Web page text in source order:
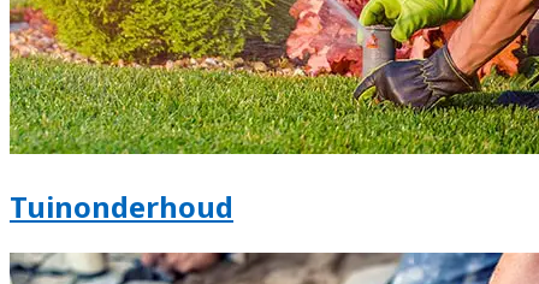
Tuinonderhoud